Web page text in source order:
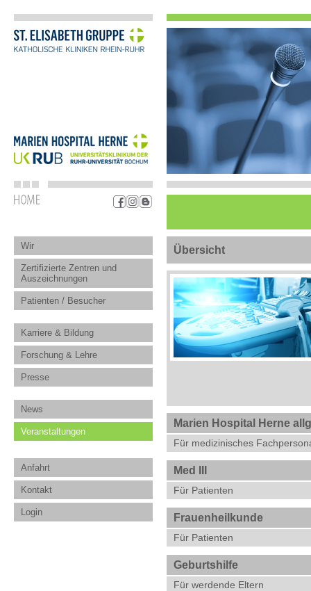
Wir
Zertifizierte Zentren und
Auszeichnungen
Patienten / Besucher
Karriere & Bildung
Forschung & Lehre
Presse
News
Veranstaltungen
Anfahrt
Kontakt
Login
Übersicht
Marien Hospital Herne
Für medizinisches
Med III
Für Patienten
Frauenheilkunde
Für Patienten
Geburtshilfe
Für werdende Eltern